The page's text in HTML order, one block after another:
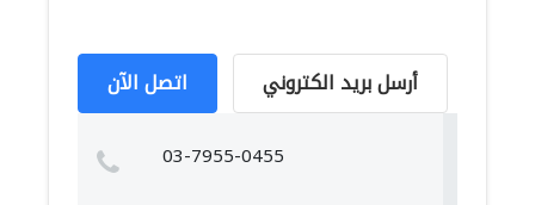
اتصل الآن أرسل بريد الكتروني
03-7955-0455